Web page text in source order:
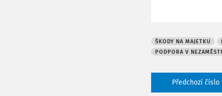
ŠKODY NA MAJETKU
PODPORA V
Předchozí číslo